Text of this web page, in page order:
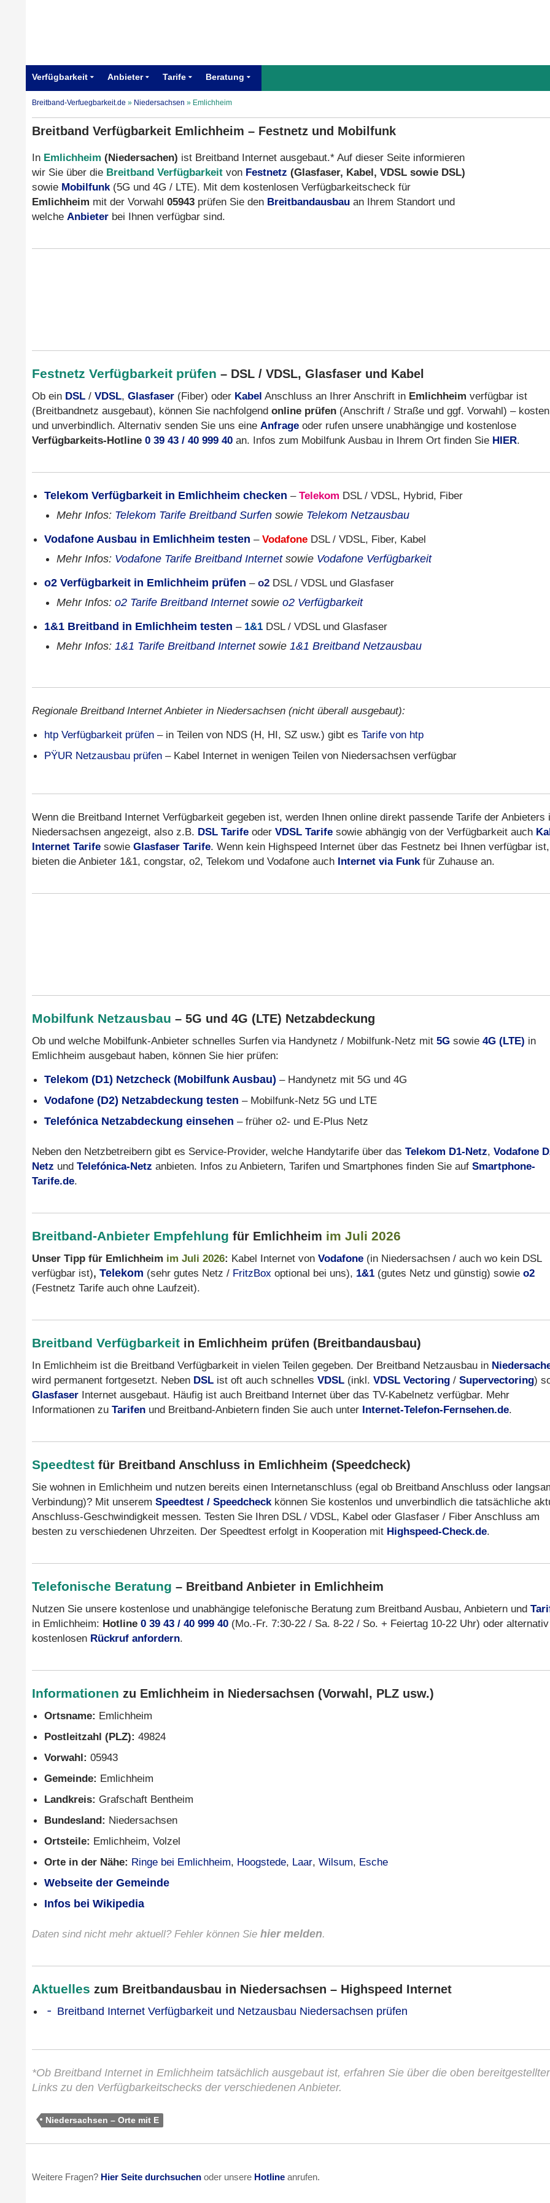
Verfügbarkeit Anbieter Tarife Beratung
Breitband-Verfuegbarkeit.de » Niedersachsen » Emlichheim
Breitband Verfügbarkeit Emlichheim – Festnetz und Mobilfunk
In Emlichheim (Niedersachen) ist Breitband Internet ausgebaut.* Auf dieser Seite informieren
wir Sie über die Breitband Verfügbarkeit von Festnetz (Glasfaser, Kabel, VDSL sowie DSL)
sowie Mobilfunk(5G und 4G / LTE). Mit dem kostenlosen Verfügbarkeitscheck für
Emlichheim mit der Vorwahl 05943 prüfen Sie den Breitbandausbau an Ihrem Standort und
welche Anbieter bei Ihnen verfügbar sind.
Festnetz Verfügbarkeit prüfen – DSL / VDSL, Glasfaser und Kabel
Ob ein DSL / VDSL, Glasfaser (Fiber) oder Kabel Anschluss an Ihrer Anschrift in Emlichheim verfügbar ist
(Breitbandnetz ausgebaut), können Sie nachfolgend online prüfen (Anschrift / Straße und ggf. Vorwahl) –
und unverbindlich. Alternativ senden Sie uns eine Anfrage oder rufen unsere unabhängige und kostenlose
Verfügbarkeits-Hotline 0 39 43 / 40 999 40 an. Infos zum Mobilfunk Ausbau in Ihrem Ort finden Sie HIER.
Telekom Verfügbarkeit in Emlichheim checken – Telekom DSL / VDSL, Hybrid, Fiber
Mehr Infos: Telekom Tarife Breitband Surfen sowie Telekom Netzausbau
Vodafone Ausbau in Emlichheim testen – Vodafone DSL / VDSL, Fiber, Kabel
Mehr Infos: Vodafone Tarife Breitband Internetsowie Vodafone Verfügbarkeit
o2 Verfügbarkeit in Emlichheim prüfen – o2 DSL / VDSL und Glasfaser
Mehr Infos: o2 Tarife Breitband Internetsowie o2 Verfügbarkeit
1&1 Breitband in Emlichheim testen – 1&1 DSL / VDSL und Glasfaser
Mehr Infos: 1&1 Tarife Breitband Internetsowie 1&1 Breitband Netzausbau
Regionale Breitband Internet Anbieter in Niedersachsen (nicht überall ausgebaut):
htp Verfügbarkeit prüfen – in Teilen von NDS (H, HI, SZ usw.) gibt es Tarife von htp
PŸUR Netzausbau prüfen – Kabel Internet in wenigen Teilen von Niedersachsen verfügbar
Wenn die Breitband Internet Verfügbarkeit gegeben ist, werden Ihnen online direkt passende Tarife der Anbieters
Niedersachsen angezeigt, also z.B. DSL Tarife oder VDSL Tarife sowie abhängig von der Verfügbarkeit auch
Internet Tarife sowie Glasfaser Tarife. Wenn kein Highspeed Internet über das Festnetz bei Ihnen verfügbar ist,
bieten die Anbieter 1&1, congstar, o2, Telekom und Vodafone auch Internet via Funkfür Zuhause an.
Mobilfunk Netzausbau – 5G und 4G (LTE) Netzabdeckung
Ob und welche Mobilfunk-Anbieter schnelles Surfen via Handynetz / Mobilfunk-Netz mit 5G sowie 4G (LTE) in
Emlichheim ausgebaut haben, können Sie hier prüfen:
Telekom (D1) Netzcheck (Mobilfunk Ausbau) – Handynetz mit 5G und 4G
Vodafone (D2) Netzabdeckung testen – Mobilfunk-Netz 5G und LTE
Telefónica Netzabdeckung einsehen – früher o2- und E-Plus Netz
Neben den Netzbetreibern gibt es Service-Provider, welche Handytarife über das Telekom D1-Netz, Vodafone
Netz und Telefónica-Netz anbieten. Infos zu Anbietern, Tarifen und Smartphones finden Sie auf Smartphone-
Tarife.de.
Breitband-Anbieter Empfehlung für Emlichheim im Juli 2026
Unser Tipp für Emlichheim im Juli 2026: Kabel Internet von Vodafone (in Niedersachsen / auch wo kein DSL
verfügbar ist), Telekom (sehr gutes Netz / FritzBox optional bei uns), 1&1 (gutes Netz und günstig) sowie o2
(Festnetz Tarife auch ohne Laufzeit).
Breitband Verfügbarkeit in Emlichheim prüfen (Breitbandausbau)
In Emlichheim ist die Breitband Verfügbarkeit in vielen Teilen gegeben. Der Breitband Netzausbau in
wird permanent fortgesetzt. Neben DSL ist oft auch schnelles VDSL (inkl. VDSL Vectoring / Supervectoring)
Glasfaser Internet ausgebaut. Häufig ist auch Breitband Internet über das TV-Kabelnetz verfügbar. Mehr
Informationen zu Tarifen und Breitband-Anbietern finden Sie auch unter Internet-Telefon-Fernsehen.de.
Speedtest für Breitband Anschluss in Emlichheim (Speedcheck)
Sie wohnen in Emlichheim und nutzen bereits einen Internetanschluss (egal ob Breitband Anschluss oder
Verbindung)? Mit unserem Speedtest / Speedcheckkönnen Sie kostenlos und unverbindlich die tatsächliche
Anschluss-Geschwindigkeit messen. Testen Sie Ihren DSL / VDSL, Kabel oder Glasfaser / Fiber Anschluss am
besten zu verschiedenen Uhrzeiten. Der Speedtest erfolgt in Kooperation mit Highspeed-Check.de.
Telefonische Beratung – Breitband Anbieter in Emlichheim
Nutzen Sie unsere kostenlose und unabhängige telefonische Beratung zum Breitband Ausbau, Anbietern und
in Emlichheim: Hotline 0 39 43 / 40 999 40 (Mo.-Fr. 7:30-22 / Sa. 8-22 / So. + Feiertag 10-22 Uhr) oder alternativ
kostenlosen Rückruf anfordern.
Informationen zu Emlichheim in Niedersachsen (Vorwahl, PLZ usw.)
Ortsname: Emlichheim
Postleitzahl (PLZ): 49824
Vorwahl: 05943
Gemeinde: Emlichheim
Landkreis: Grafschaft Bentheim
Bundesland: Niedersachsen
Ortsteile: Emlichheim, Volzel
Orte in der Nähe: Ringe bei Emlichheim, Hoogstede, Laar, Wilsum, Esche
Webseite der Gemeinde
Infos bei Wikipedia
Daten sind nicht mehr aktuell? Fehler können Sie hier melden.
Aktuelles zum Breitbandausbau in Niedersachsen – Highspeed Internet
Breitband Internet Verfügbarkeit und Netzausbau Niedersachsen prüfen
*Ob Breitband Internet in Emlichheim tatsächlich ausgebaut ist, erfahren Sie über die oben
Links zu den Verfügbarkeitschecks der verschiedenen Anbieter.
Niedersachsen – Orte mit E
Weitere Fragen? Hier Seite durchsuchen oder unsere Hotline anrufen.